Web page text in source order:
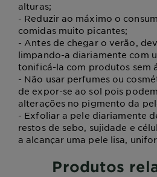
alturas;
- Reduzir ao máximo o
comidas muito picantes;
- Antes de chegar o verão,
limpando-a diariamente com
tonificá-la com produtos sem
- Não usar perfumes ou
de expor-se ao sol pois
alterações no pigmento da
- Exfoliar a pele diariamente
restos de sebo, sujidade e
a alcançar uma pele lisa,
Produtos